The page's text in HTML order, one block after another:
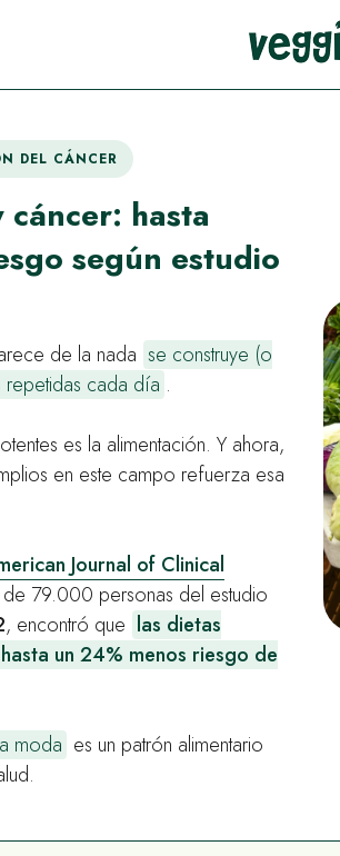
DEL CÁNCER
hasta
según estudio
de la nada se construye (o
cada día .
es la alimentación. Y ahora,
en este campo refuerza esa
Journal of Clinical
79.000 personas del estudio
, encontró que las dietas
un 24% menos riesgo de
moda es un patrón alimentario